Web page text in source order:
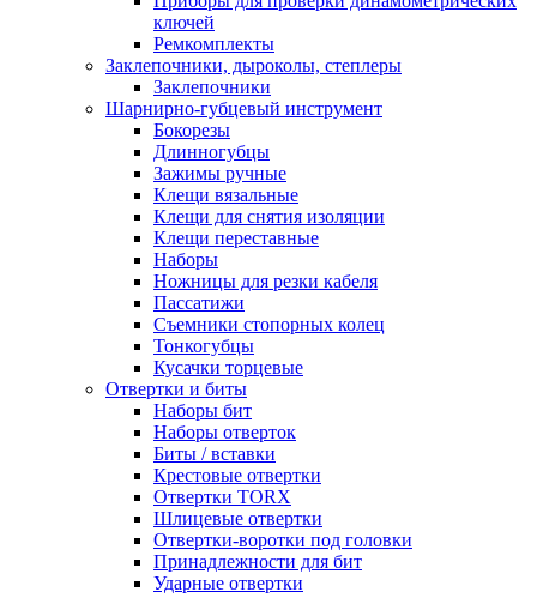
ключей
Ремкомплекты
Заклепочники, дыроколы, степлеры
Заклепочники
Шарнирно-губцевый инструмент
Бокорезы
Длинногубцы
Зажимы ручные
Клещи вязальные
Клещи для снятия изоляции
Клещи переставные
Наборы
Ножницы для резки кабеля
Пассатижи
Съемники стопорных колец
Тонкогубцы
Кусачки торцевые
Отвертки и биты
Наборы бит
Наборы отверток
Биты / вставки
Крестовые отвертки
Отвертки TORX
Шлицевые отвертки
Отвертки-воротки под головки
Принадлежности для бит
Ударные отвертки